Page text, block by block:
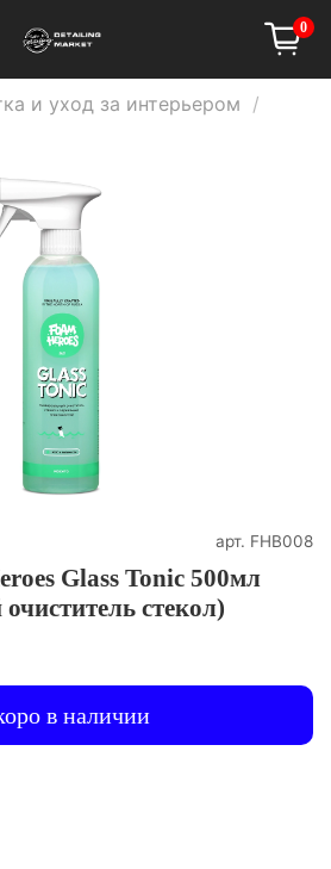
0
и уход за интерьером
арт. FHB008
Glass Tonic 500мл
стекол)
в наличии